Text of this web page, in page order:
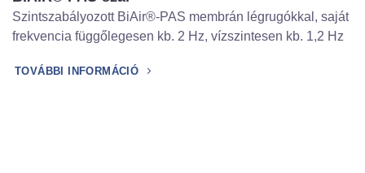
Szintszabályozott BiAir®-PAS membrán légrugókkal, saját
frekvencia függőlegesen kb. 2 Hz, vízszintesen kb. 1,2 Hz
TOVÁBBI INFORMÁCIÓ